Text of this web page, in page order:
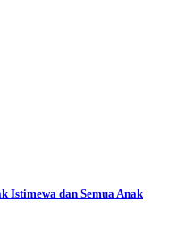
Istimewa dan Semua Anak